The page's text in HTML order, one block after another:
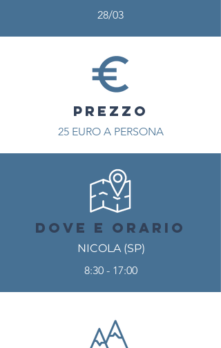
28/03
PREZZO
25 EURO A PERSONA
DOVE E ORARIO
NICOLA (SP)
8:30 - 17:00